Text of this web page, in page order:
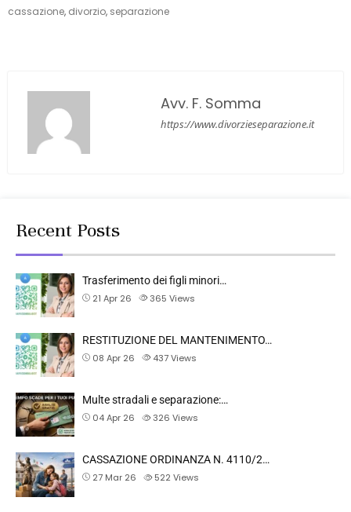
cassazione, divorzio, separazione
Avv. F. Somma
https://www.divorzieseparazione.it
Recent Posts
Trasferimento dei figli minori…
21 Apr 26
365 Views
RESTITUZIONE DEL MANTENIMENTO…
08 Apr 26
437Views
Multe stradali e separazione:…
04 Apr 26
326 Views
CASSAZIONE ORDINANZA N. 4110/2…
27 Mar 26
522 Views